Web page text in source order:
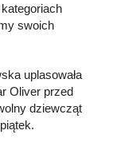
swoich
uplasowała
Oliver przed
dziewcząt